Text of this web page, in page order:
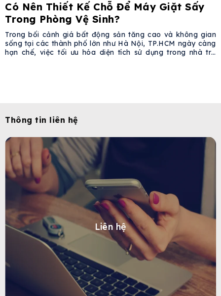
Có Nên Thiết Kế Chỗ Để Máy Giặt Sấy
Trong Phòng Vệ Sinh?
Trong bối cảnh giá bất động sản tăng cao và không gian
sống tại các thành phố lớn như Hà Nội, TP.HCM ngày càng
hạn chế, việc tối ưu hóa diện tích sử dụng trong nhà trở
Thông tin liên hệ
Liên hệ